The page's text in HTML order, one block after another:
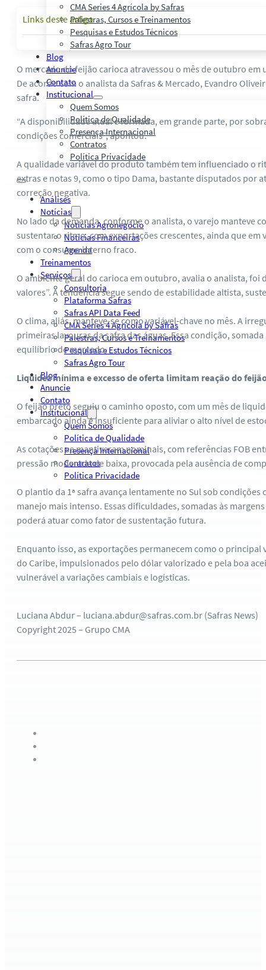
CMA Series 4 Agrícola by Safras
Palestras, Cursos e Treinamentos
Pesquisas e Estudos Técnicos
Safras Agro Tour
Blog
Anuncie
Contato
Institucional
Quem Somos
Política de Qualidade
Presença Internacional
Contratos
Política Privacidade
Análises
Notícias
Notícias Agronegócio
Notícias Financeiras
Agenda
Treinamentos
Serviços
Consultoria
Plataforma Safras
Safras API Data Feed
CMA Series 4 Agrícola by Safras
Palestras, Cursos e Treinamentos
Pesquisas e Estudos Técnicos
Safras Agro Tour
Blog
Anuncie
Contato
Institucional
Quem Somos
Política de Qualidade
Presença Internacional
Contratos
Política Privacidade
Links deste artigo
O mercado do feijão carioca atravessou o mês de outubro
De acordo com o analista da Safras & Mercado, Evandro
safra.
“A disponibilidade atual é formada, em grande parte, por
condições comerciais”, apontou.
A qualidade variável do produto também tem influenciado o
extras e notas 9, como o tipo Dama, bastante disputados por
correção negativa.
No lado da demanda, conforme o analista, o varejo manteve
sustentar o ritmo, com exportações crescentes, ainda que
com o consumo interno fraco.
O ambiente geral do carioca em outubro, avalia o analista,
valores”. A tendência segue sendo de estabilidade altista,
O clima, aliás, manteve-se como variável-chave no mês. A
primeiras lavouras da safra das águas. Essa condição,
equilíbrio de mercado.
Liquidez mínima e excesso de oferta limitam reação do
O feijão preto seguiu o caminho oposto, com um mês de
embarcado ainda é insuficiente para aliviar o alto nível de
As cotações se mantiveram nominais, com referências FOB
pressão moderada de baixa, provocada pela ausência de
O plantio da 1ª safra avança lentamente no Sul sob
manejo mais intenso. Essas dificuldades, somadas às
poderá atuar como fator de sustentação futura.
Enquanto isso, as exportações permanecem como o
do Caribe, impulsionados pelo dólar valorizado e pela boa
vulnerável a variações cambiais e logísticas.
Luciana Abdur – luciana.abdur@safras.com.br (Safras News)
Copyright 2025 – Grupo CMA